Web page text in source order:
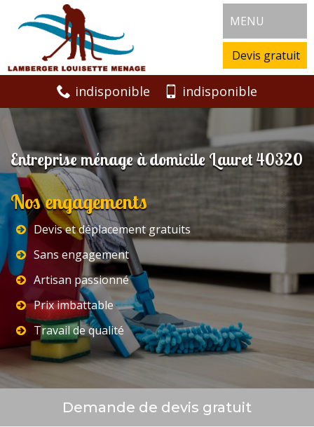
MENU
Devis gratuit
indisponible indisponible
Entreprise ménage à domicile Lauret 40320
Nos engagements
Devis et déplacement gratuits
Sans engagement
Artisan passionné
Prix imbattable
Travail de qualité
Demande de devis gratuit